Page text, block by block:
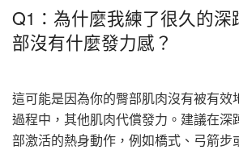
Q1：為什麼我練了很久的深
部沒有什麼發力感？
這可能是因為你的臀部肌肉沒有被有效
過程中，其他肌肉代償發力。建議在深
部激活的熱身動作，例如橋式、弓箭步